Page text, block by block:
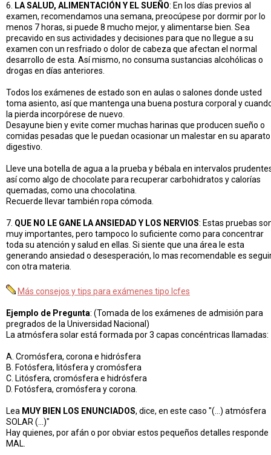
6. LA SALUD, ALIMENTACIÓN Y EL SUEÑO: En los días previos al
examen, recomendamos una semana, preocúpese por dormir por lo
menos 7 horas, si puede 8 mucho mejor, y alimentarse bien. Sea
precavido en sus actividades y decisiones para que no llegue a su
examen con un resfriado o dolor de cabeza que afectan el normal
desarrollo de esta. Así mismo, no consuma sustancias alcohólicas o
drogas en días anteriores.
Todos los exámenes de estado son en aulas o salones donde usted
toma asiento, así que mantenga una buena postura corporal y
la pierda incorpórese de nuevo.
Desayune bien y evite comer muchas harinas que producen sueño o
comidas pesadas que le puedan ocasionar un malestar en su aparato
digestivo.
Lleve una botella de agua a la prueba y bébala en intervalos
así como algo de chocolate para recuperar carbohidratos y calorías
quemadas, como una chocolatina.
Recuerde llevar también ropa cómoda.
7. QUE NO LE GANE LA ANSIEDAD Y LOS NERVIOS: Estas pruebas
muy importantes, pero tampoco lo suficiente como para concentrar
toda su atención y salud en ellas. Si siente que una área le esta
generando ansiedad o desesperación, lo mas recomendable es
con otra materia.
Más consejos y tips para exámenes tipo Icfes
Ejemplo de Pregunta: (Tomada de los exámenes de admisión para
pregrados de la Universidad Nacional)
La atmósfera solar está formada por 3 capas concéntricas llamadas:
A. Cromósfera, corona e hidrósfera
B. Fotósfera, litósfera y cromósfera
C. Litósfera, cromósfera e hidrósfera
D. Fotósfera, cromósfera y corona.
Lea MUY BIEN LOS ENUNCIADOS, dice, en este caso "(...) atmósfera
SOLAR (...)"
Hay quienes, por afán o por obviar estos pequeños detalles responde
MAL.